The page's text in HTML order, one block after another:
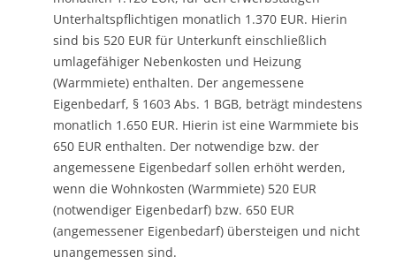
Unterhaltspflichtigen monatlich 1.370 EUR. Hierin
sind bis 520 EUR für Unterkunft einschließlich
umlagefähiger Nebenkosten und Heizung
(Warmmiete) enthalten. Der angemessene
Eigenbedarf, § 1603 Abs. 1 BGB, beträgt mindestens
monatlich 1.650 EUR. Hierin ist eine Warmmiete bis
650 EUR enthalten. Der notwendige bzw. der
angemessene Eigenbedarf sollen erhöht werden,
wenn die Wohnkosten (Warmmiete) 520 EUR
(notwendiger Eigenbedarf) bzw. 650 EUR
(angemessener Eigenbedarf) übersteigen und nicht
unangemessen sind.